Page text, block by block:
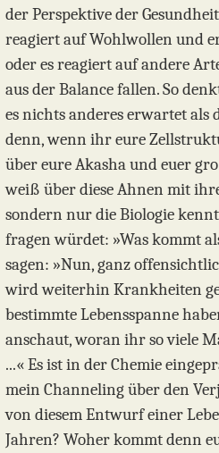
der Perspektive der
reagiert auf Wohlwollen und
oder es reagiert auf andere
aus der Balance fallen. So
es nichts anderes erwartet als
denn, wenn ihr eure
über eure Akasha und euer
weiß über diese Ahnen mit
sondern nur die Biologie
fragen würdet: »Was kommt
sagen: »Nun, ganz
wird weiterhin Krankheiten
bestimmte Lebensspanne
anschaut, woran ihr so viele
...« Es ist in der Chemie
mein Channeling über den
von diesem Entwurf einer
Jahren? Woher kommt denn